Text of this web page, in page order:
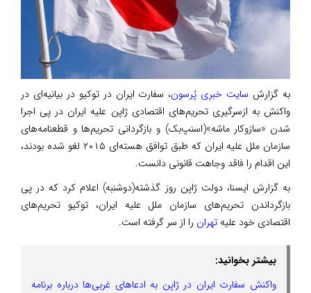
به گزارش سایت خبری پُرسون، سفارت ایران در توکیو در بیانیه‌ای در
واکنش‌ به ازسرگیری تحریم‌های اقتصادی ژاپن علیه ایران در پی اجرا
شدن «سازوکار ماشه»(اسنپ‌بک) و بازگردانی تحریم‌ها و قطعنامه‌های
سازمان ملل علیه ایران که طبق توافق هسته‌ای ۲۰۱۵ لغو شده بودند،
این اقدام را فاقد وجاهت قانونی دانست.
به گزارش ایسنا، دولت ژاپن روز گذشته(دوشنبه) اعلام کرد که در پی
بازگرداندن تحریم‌های سازمان ملل علیه ایران، توکیو تحریم‌های
اقتصادی خود علیه تهران را از سر گرفته است.
بیشتر بخوانید:
واکنش سفارت ایران در ژاپن به ادعاهای غربی‌ها درباره برنامه